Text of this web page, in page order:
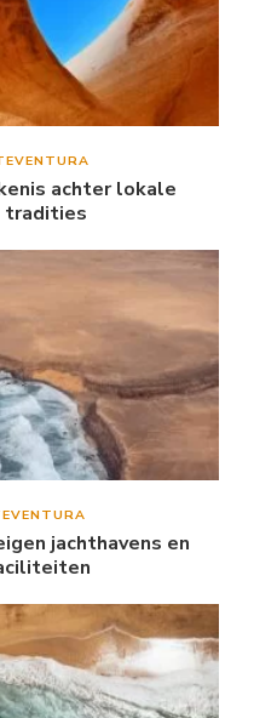
achter lokale
tradities
jachthavens en